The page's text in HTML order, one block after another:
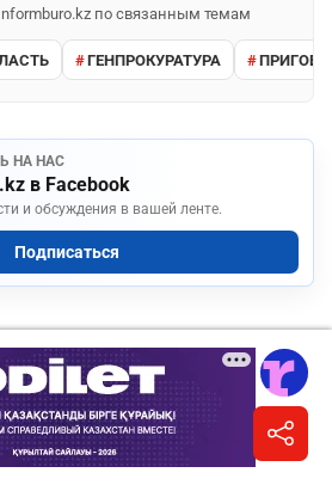
по связанным темам
ГЕНПРОКУРАТУРА
НА НАС
в Facebook
и обсуждения в вашей ленте.
Подписаться